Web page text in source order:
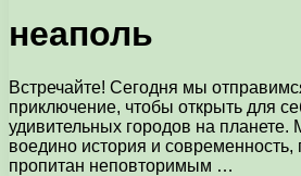
неаполь
Встречайте! Сегодня мы
приключение, чтобы открыть для
удивительных городов на планете.
воедино история и современность,
пропитан неповторимым …